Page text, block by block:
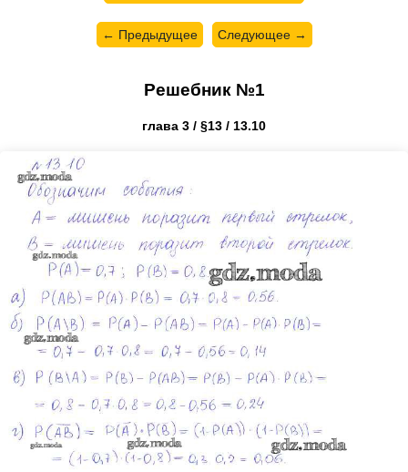
← Предыдущее Следующее →
Решебник №1
глава 3 / §13 / 13.10